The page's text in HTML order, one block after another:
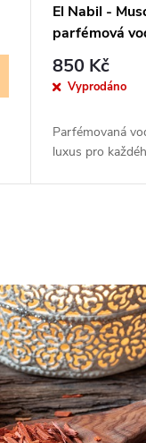
El Nabil -
parfémová
850 Kč
Vyprodáno
Parfémovaná
luxus pro